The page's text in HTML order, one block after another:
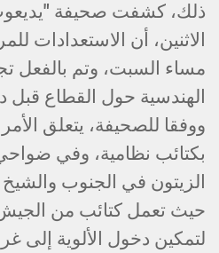
ذلك، كشفت صحيفة
الاثنين، أن الاستعدادات
مساء السبت، وتم بالفعل
الهندسية حول القطاع قبل
ووفقا للصحيفة، يتعلق
بكتائب نظامية، وفي ضواحي
الزيتون في الجنوب
حيث تعمل كتائب من الجيش
لتمكين دخول الألوية إلى